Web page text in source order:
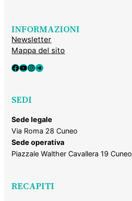
INFORMAZIONI
Newsletter
Mappa del sito
Facebook YouTube InstagramTelegram
SEDI
Sede legale
Via Roma 28 Cuneo
Sede operativa
Piazzale Walther Cavallera 19 Cuneo
RECAPITI